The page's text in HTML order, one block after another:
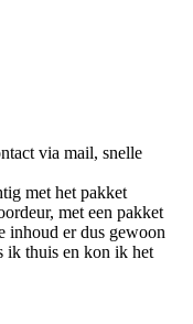
via mail, snelle
met het pakket
met een pakket
inhoud er dus gewoon
ik thuis en kon ik het